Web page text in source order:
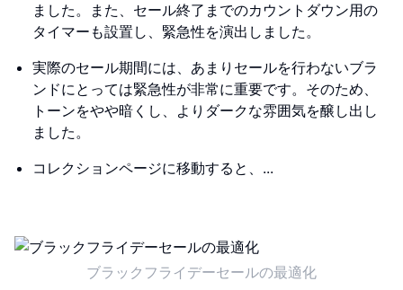
ました。また、セール終了までのカウントダウン用の
タイマーも設置し、緊急性を演出しました。
実際のセール期間には、あまりセールを行わないブラ
ンドにとっては緊急性が非常に重要です。そのため、
トーンをやや暗くし、よりダークな雰囲気を醸し出し
ました。
コレクションページに移動すると、...
ブラックフライデーセールの最適化